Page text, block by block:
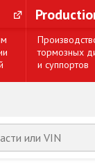
тормозных
и суппортов